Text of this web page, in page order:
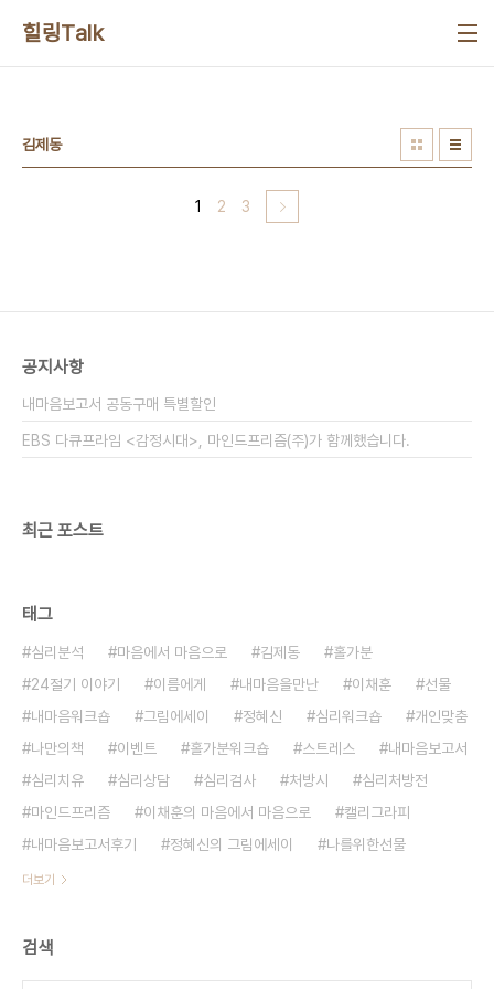
힐링Talk
김제동
1 2 3
공지사항
내마음보고서 공동구매 특별할인
EBS 다큐프라임 <감정시대>, 마인드프리즘(주)가 함께했습니다.
최근 포스트
태그
심리분석 마음에서 마음으로 김제동
홀가분
24절기 이야기
이름에게 내마음을만난 이채훈
선물
내마음워크숍
그림에세이 정혜신 심리워크숍
개인맞춤
나만의책
이벤트 홀가분워크숍 스트레스
내마음보고서
심리치유
심리상담 심리검사 처방시
심리처방전
마인드프리즘
이채훈의 마음에서 마음으로
캘리그라피
내마음보고서후기
정혜신의 그림에세이 나를위한선물
더보기
검색